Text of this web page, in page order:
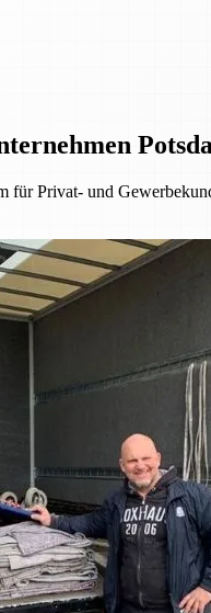
für Privat- und